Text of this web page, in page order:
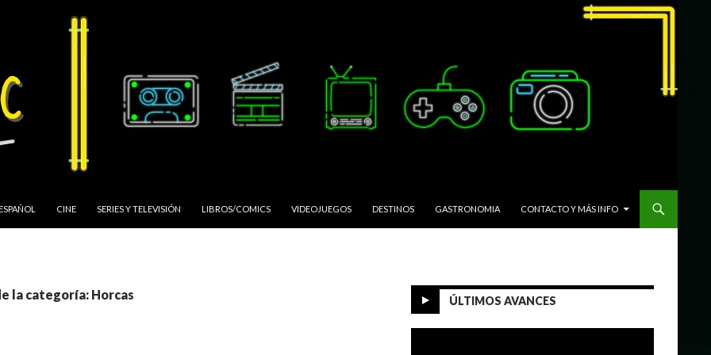
CINE SERIES Y TELEVISIÓN LIBROS/COMICS VIDEOJUEGOS DESTINOS GASTRONOMIA CONTACTO Y MÁS INFO
la categoría: Horcas ÚLTIMOS AVANCES